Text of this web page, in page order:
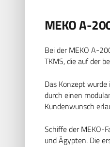
MEKO A-
Bei der MEKO A-
TKMS, die auf der
Das Konzept
durch einen
Kundenwunsch
Schiffe der MEKO-
und Ägypten. Die